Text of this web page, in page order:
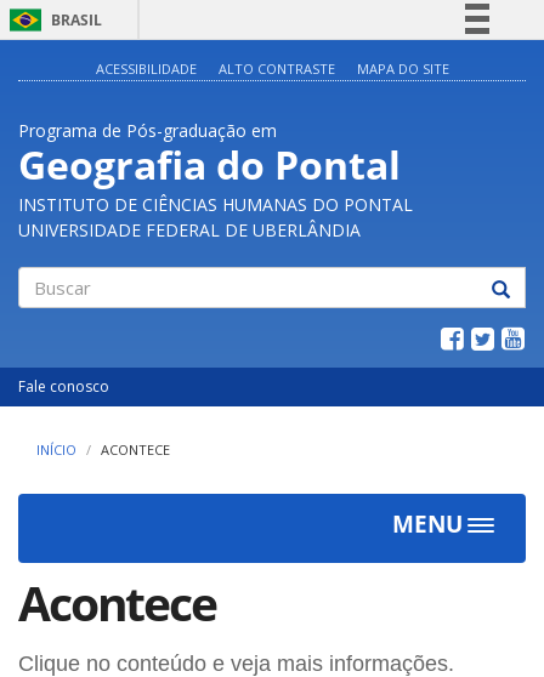
BRASIL
Acesso à informação
Legislação
Canais
ACESSIBILIDADE ALTO CONTRASTE MAPA DO SITE
Programa de Pós-graduação em
Geografia do Pontal
INSTITUTO DE CIÊNCIAS HUMANAS DO PONTAL
UNIVERSIDADE FEDERAL DE UBERLÂNDIA
Fale conosco
INÍCIO ACONTECE
MENU
Toggle
Acontece
Clique no conteúdo e veja mais informações.